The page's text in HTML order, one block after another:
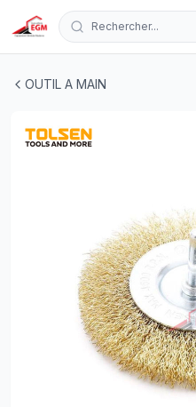
Rechercher...
OUTIL A MAIN